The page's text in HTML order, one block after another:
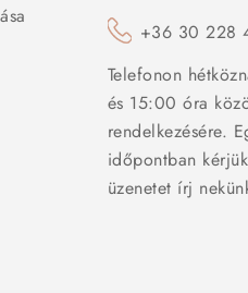
+36 30 228
Telefonon
és 15:00 óra
rendelkezésére.
időpontban
üzenetet írj